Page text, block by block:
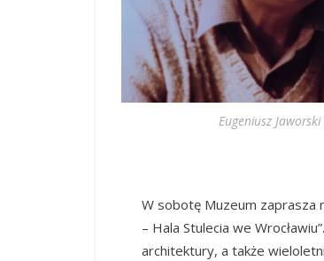
Eugeniusz Jaworski
W sobotę Muzeum zaprasza
– Hala Stulecia we
architektury, a także